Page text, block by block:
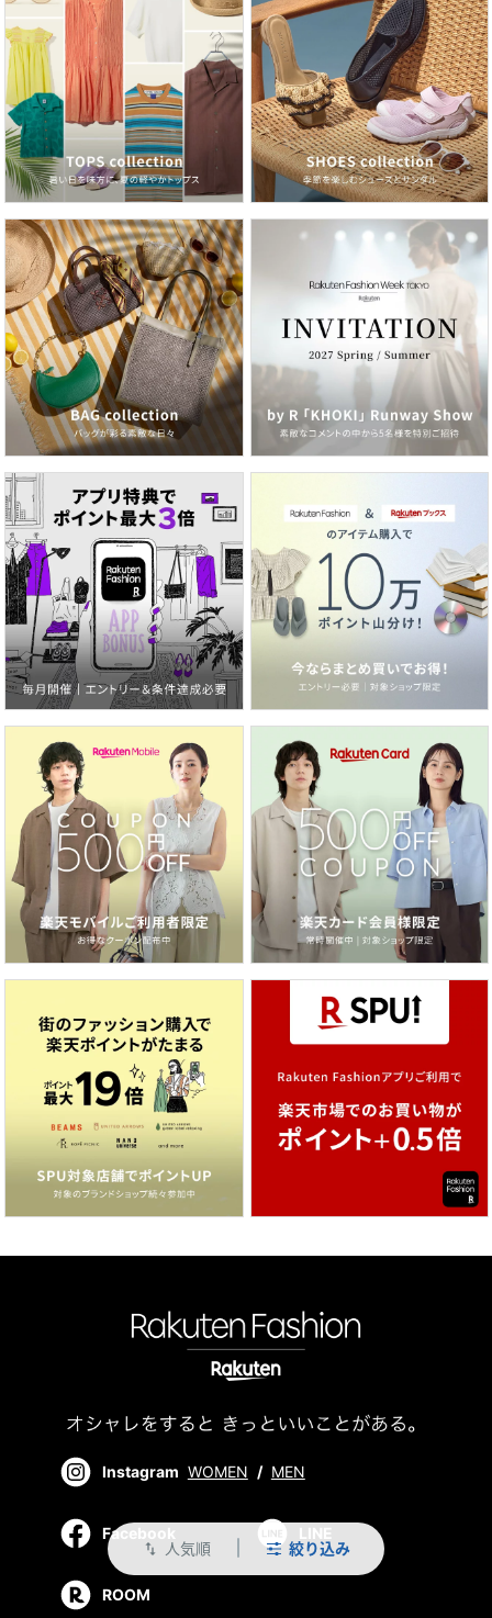
swap_vert 人気順 絞り込み
Instagram WOMEN / MEN
Facebook LINE
ROOM